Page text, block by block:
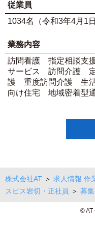
従業員
1034名（令和3年4月1日
業務内容
訪問看護 指定相談支
サービス 訪問介護 定
護 重度訪問介護 生
向け住宅 地域密着型
株式会社AT ＞ 求人情報:作
スピス岩切・正社員 ＞ 募
© AT